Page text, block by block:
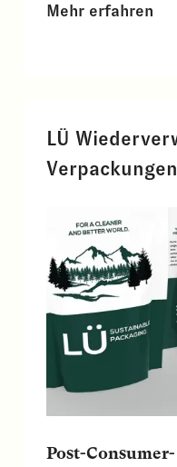
Mehr erfahren
LÜ
Verpackungen
Post-